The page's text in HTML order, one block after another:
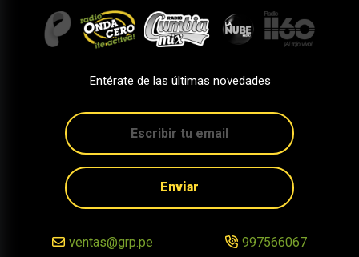
Entérate de las últimas novedades
Enviar
ventas@grp.pe 997566067